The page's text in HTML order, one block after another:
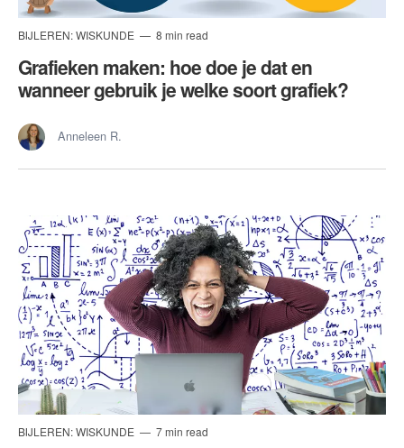
BIJLEREN: WISKUNDE 8 min read
Grafieken maken: hoe doe je dat en
wanneer gebruik je welke soort grafiek?
Anneleen R.
BIJLEREN: WISKUNDE 7 min read